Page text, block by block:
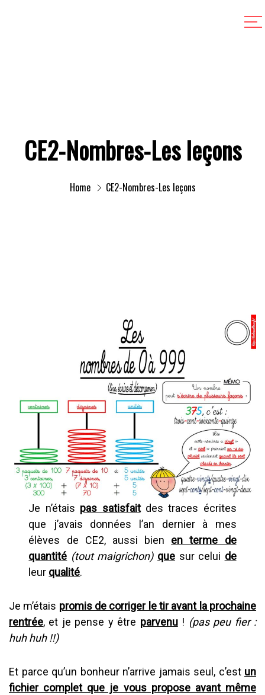
CE2-Nombres-Les leçons
Home CE2-Nombres-Les leçons
Je n’étais pas satisfaitdes traces écrites
que j’avais données l’an dernier à mes
élèves de CE2, aussi bien en terme de
quantité (tout maigrichon) que sur celui de
leur qualité.
Je m’étais promis de corriger le tir avant la prochaine
rentrée, et je pense y être parvenu! (pas peu fier :
huh huh !!)
Et parce qu’un bonheur n’arrive jamais seul, c’est un
fichier complet que je vous propose avant même